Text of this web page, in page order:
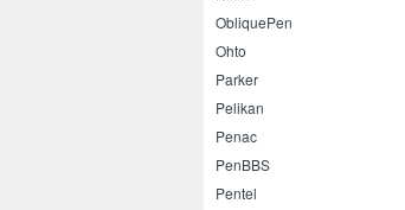
ObliquePen
Ohto
Parker
Pelikan
Penac
PenBBS
Pentel